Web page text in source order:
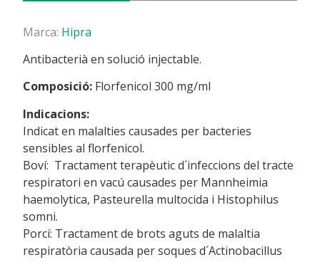
Marca: Hipra
Antibacterià en solució injectable.
Composició: Florfenicol 300 mg/ml
Indicacions:
Indicat en malalties causades per bacteries
sensibles al florfenicol.
Boví: Tractament terapèutic d´infeccions del tracte
respiratori en vacú causades per Mannheimia
haemolytica, Pasteurella multocida i Histophilus
somni.
Porcí: Tractament de brots aguts de malaltia
respiratòria causada per soques d´Actinobacillus